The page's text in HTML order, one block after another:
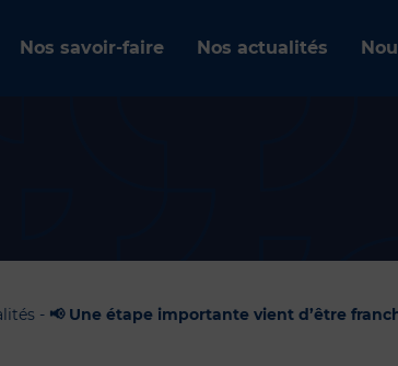
Nos savoir-faire Nos actualités
- 📢 Une étape importante vient d’être